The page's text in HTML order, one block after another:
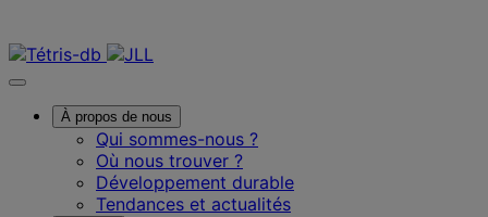
À propos de nous
Qui sommes-nous ?
Où nous trouver ?
Développement durable
Tendances et actualités